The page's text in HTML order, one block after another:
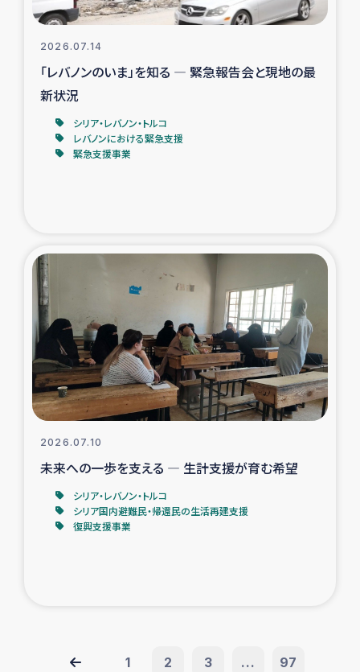
2026.07.14
「レバノンのいま」を知る ― 緊急報告会と現地の最
新状況
シリア・レバノン・トルコ
レバノンにおける緊急支援
緊急支援事業
2026.07.10
未来への一歩を支える ― 生計支援が育む希望
シリア・レバノン・トルコ
シリア国内避難民・帰還民の生活再建支援
復興支援事業
1 2 3 ... 97